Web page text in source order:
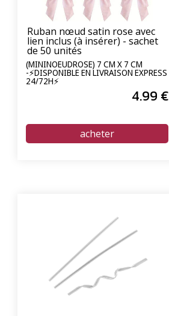
Ruban nœud satin rose avec
lien inclus (à insérer) - sachet
de 50 unités
(MININOEUDROSE) 7 CM X 7 CM
-⚡DISPONIBLE EN LIVRAISON EXPRESS
24/72H⚡
4.99 €